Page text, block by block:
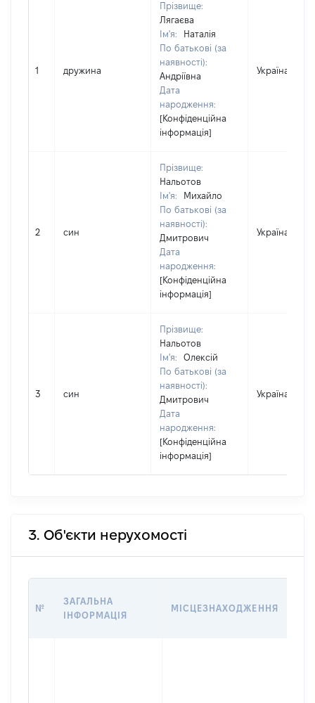
1 дружина
Прізвище:
Лягаєва
Ім'я:
Наталія
По батькові (за
наявності):
Андріївна
Дата
народження:
[Конфіденційна
інформація]
Україна
2 син
Прізвище:
Нальотов
Ім'я:
Михайло
По батькові (за
наявності):
Дмитрович
Дата
народження:
[Конфіденційна
інформація]
Україна
3 син
Прізвище:
Нальотов
Ім'я:
Олексій
По батькові (за
наявності):
Дмитрович
Дата
народження:
[Конфіденційна
інформація]
Україна
3. Об'єкти нерухомості
№
ЗАГАЛЬНА
ІНФОРМАЦІЯ
МІСЦЕЗНАХОДЖЕННЯ